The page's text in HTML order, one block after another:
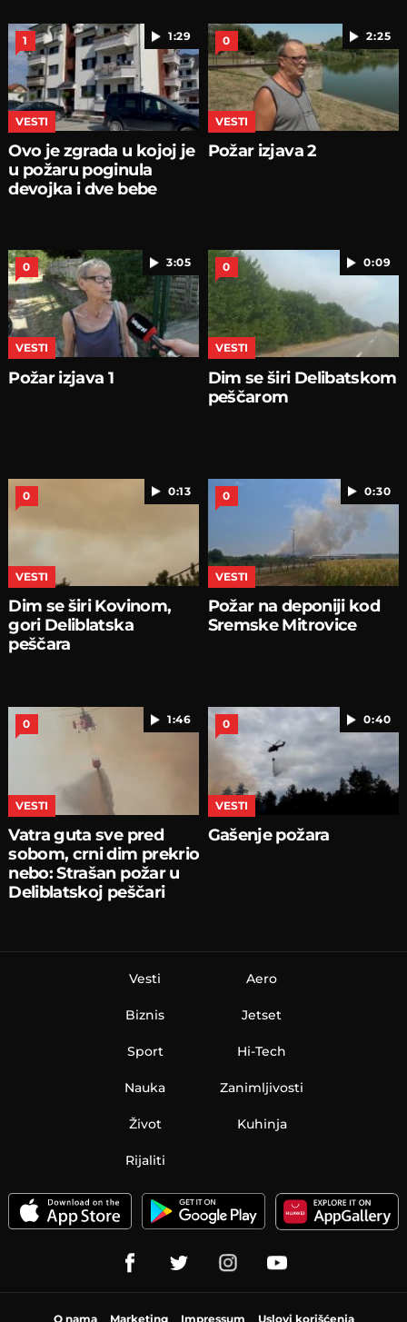
1:29
1
VESTI
Ovo je zgrada u kojoj je
u požaru poginula
devojka i dve bebe
2:25
0
VESTI
Požar izjava 2
3:05
0
VESTI
Požar izjava 1
0:09
0
VESTI
Dim se širi Delibatskom
peščarom
0:13
0
VESTI
Dim se širi Kovinom,
gori Deliblatska
peščara
0:30
0
VESTI
Požar na deponiji kod
Sremske Mitrovice
1:46
0
VESTI
Vatra guta sve pred
sobom, crni dim prekrio
nebo: Strašan požar u
Deliblatskoj peščari
0:40
0
VESTI
Gašenje požara
Vesti
Biznis
Sport
Nauka
Aero
Jetset
Hi-Tech
Zanimljivosti
Život Kuhinja
Rijaliti
O nama Marketing Impressum Uslovi korišćenja